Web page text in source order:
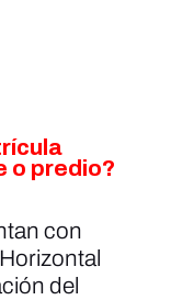
o predio?
con
del